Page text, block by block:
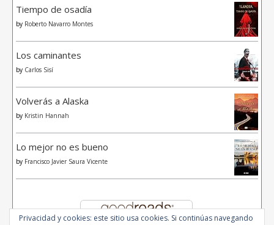
Tiempo de osadía
by Roberto Navarro Montes
Los caminantes
by Carlos Sisí
Volverás a Alaska
by Kristin Hannah
Lo mejor no es bueno
by Francisco Javier Saura Vicente
Privacidad y cookies: este sitio usa cookies. Si continúas navegando